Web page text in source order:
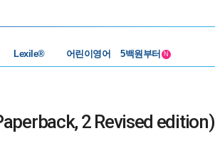
Lexile®
수준별베스트
어린이영어
5백원부터
중고 외서
N
2 Revised edition)